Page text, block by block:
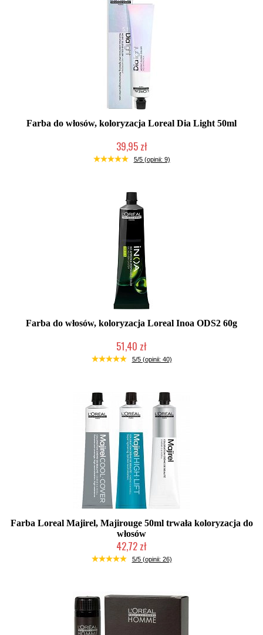
Farba do włosów, koloryzacja Loreal Dia Light 50ml
39,95 zł
Duża ilość (wysyłka w 24h)
5/5 (opinii: 9)
Farba do włosów, koloryzacja Loreal Inoa ODS2 60g
51,40 zł
Duża ilość (wysyłka w 24h)
5/5 (opinii: 40)
Farba Loreal Majirel, Majirouge 50ml trwała koloryzacja do
włosów
42,72 zł
Duża ilość (wysyłka w 24h)
5/5 (opinii: 26)